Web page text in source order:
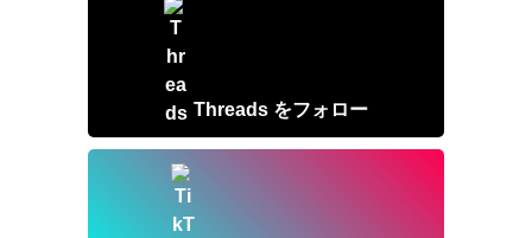
Threads をフォロー